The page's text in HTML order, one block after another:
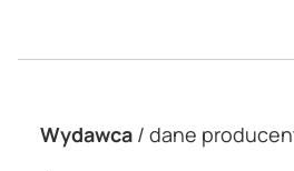
Wydawca / dane